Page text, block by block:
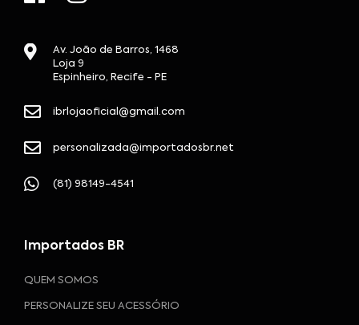
Av. João de Barros, 1468
Loja 9
Espinheiro, Recife - PE
ibrlojaoficial@gmail.com
personalizada@importadosbr.net
(81) 98149-4541
Importados BR
QUEM SOMOS
PERSONALIZE SEU ACESSÓRIO